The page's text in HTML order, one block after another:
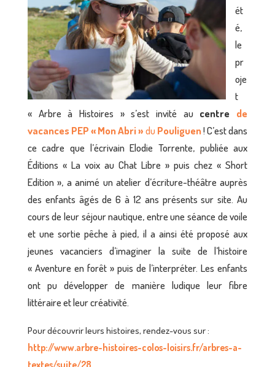
ét
é,
le
pr
oje
t
« Arbre à Histoires » s’est invité au centre de
vacances PEP « Mon Abri »du Pouliguen! C’est dans
ce cadre que l’écrivain Elodie Torrente, publiée aux
Éditions « La voix au Chat Libre » puis chez « Short
Edition », a animé un atelier d’écriture-théâtre auprès
des enfants âgés de 6 à 12 ans présents sur site. Au
cours de leur séjour nautique, entre une séance de voile
et une sortie pêche à pied, il a ainsi été proposé aux
jeunes vacanciers d’imaginer la suite de l’histoire
« Aventure en forêt » puis de l’interpréter. Les enfants
ont pu développer de manière ludique leur fibre
littéraire et leur créativité.
Pour découvrir leurs histoires, rendez-vous sur :
http://www.arbre-histoires-colos-loisirs.fr/arbres-a-
textes/suite/28